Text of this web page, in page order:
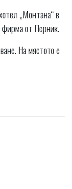
„Монтана“ в
фирма от Перник.
На мястото е